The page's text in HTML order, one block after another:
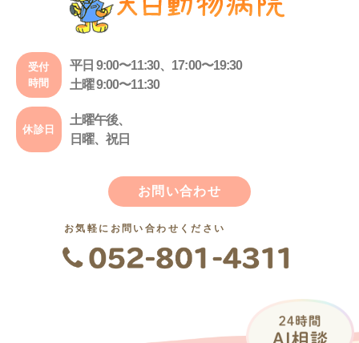
受付
時間
平日 9:00〜11:30、17:00〜19:30
土曜 9:00〜11:30
休診日
土曜午後、
日曜、祝日
お問い合わせ
お気軽にお問い合わせください